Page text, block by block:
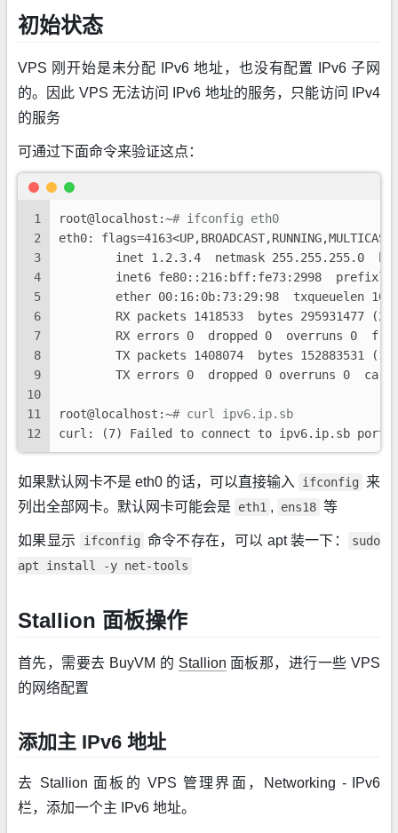
初始状态
VPS 刚开始是未分配 IPv6 地址，也没有配置 IPv6 子网
的。因此 VPS 无法访问 IPv6 地址的服务，只能访问 IPv4
的服务
可通过下面命令来验证这点：
1
2
3
4
5
6
7
8
9
10
11
12
root@localhost:~# ifconfig eth0
eth0:
inet 1.2.3.4  netmask 255.255.255.0
inet6 fe80::216:bff:fe73:2998
ether 00:16:0b:73:29:98  txqueuelen
RX packets 1418533  bytes 295931477
RX errors 0  dropped 0  overruns 0
TX packets 1408074  bytes 152883531
TX errors 0  dropped 0 overruns 0
root@localhost:~# curl ipv6.ip.sb
curl: (7) Failed to connect to ipv6.ip.sb port
如果默认网卡不是 eth0 的话，可以直接输入 ifconfig
来
列出全部网卡。默认网卡可能会是
eth1 , ens18 等
如果显示 ifconfig 命令不存在，可以 apt 装一下：
sudo
apt install -y net-tools
Stallion 面板操作
首先，需要去 BuyVM 的 Stallion 面板那，进行一些 VPS
的网络配置
添加主 IPv6 地址
去 Stallion 面板的 VPS 管理界面，Networking - IPv6
栏，添加一个主 IPv6 地址。